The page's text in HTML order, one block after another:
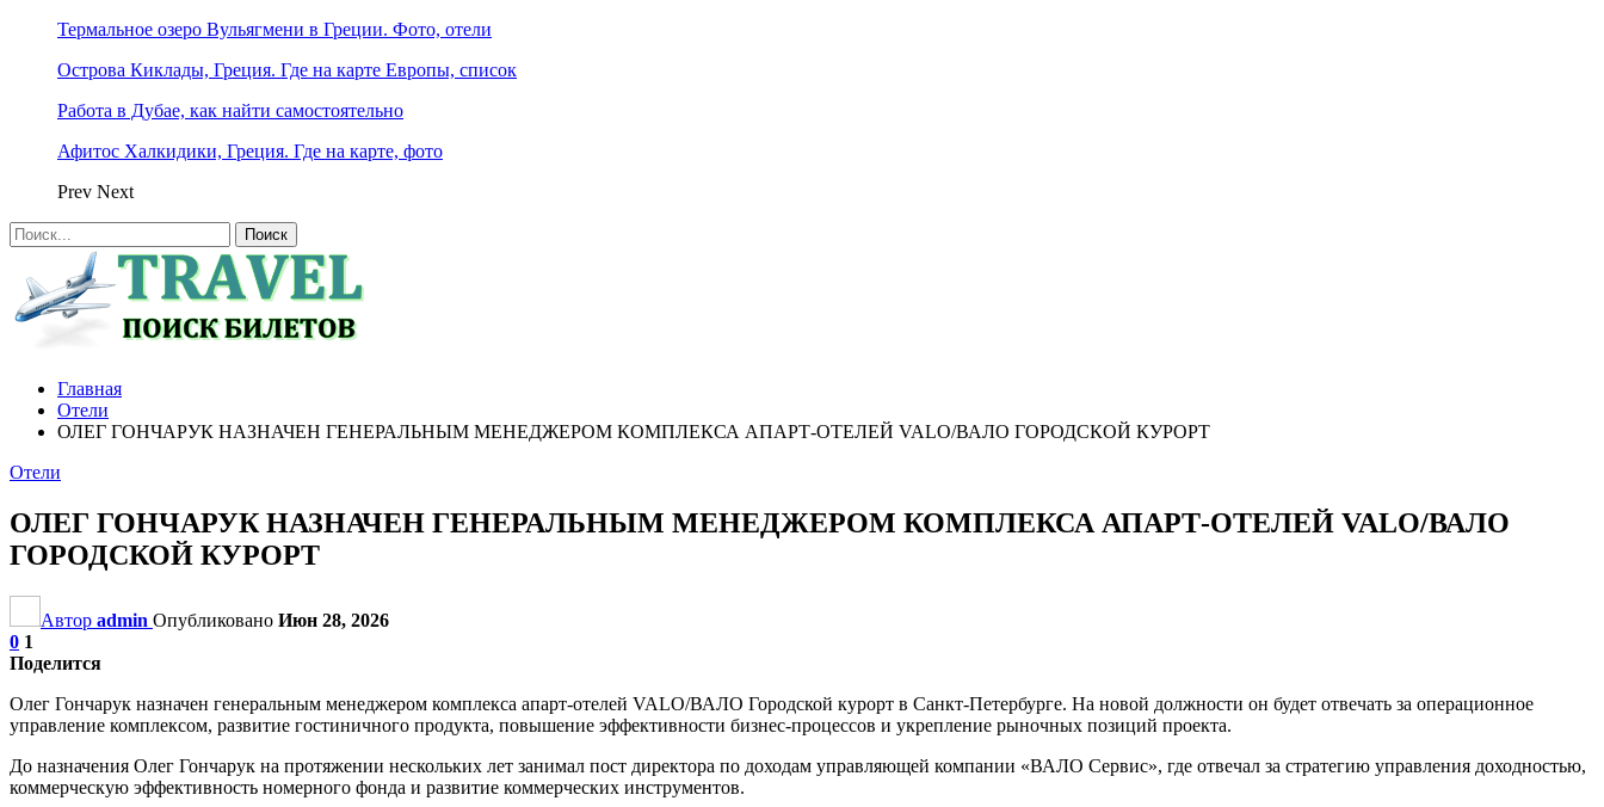
Термальное озеро Вульягмени в Греции. Фото, отели
Острова Киклады, Греция. Где на карте Европы, список
Работа в Дубае, как найти самостоятельно
Афитос Халкидики, Греция. Где на карте, фото
Prev Next
Главная
Отели
ОЛЕГ ГОНЧАРУК НАЗНАЧЕН ГЕНЕРАЛЬНЫМ МЕНЕДЖЕРОМ КОМПЛЕКСА АПАРТ-ОТЕЛЕЙ VALO/ВАЛО ГОРОДСКОЙ КУРОРТ
Отели
ОЛЕГ ГОНЧАРУК НАЗНАЧЕН ГЕНЕРАЛЬНЫМ МЕНЕДЖЕРОМ КОМПЛЕКСА АПАРТ-ОТЕЛЕЙ VALO/ВАЛО
ГОРОДСКОЙ КУРОРТ
Автор admin Опубликовано Июн 28, 2026
0 1
Поделится
Олег Гончарук назначен генеральным менеджером комплекса апарт-отелей VALO/ВАЛО Городской курорт в Санкт-Петербурге. На новой должности он будет отвечать за операционное
управление комплексом, развитие гостиничного продукта, повышение эффективности бизнес-процессов и укрепление рыночных позиций проекта.
До назначения Олег Гончарук на протяжении нескольких лет занимал пост директора по доходам управляющей компании «ВАЛО Сервис», где отвечал за стратегию управления доходностью,
коммерческую эффективность номерного фонда и развитие коммерческих инструментов.